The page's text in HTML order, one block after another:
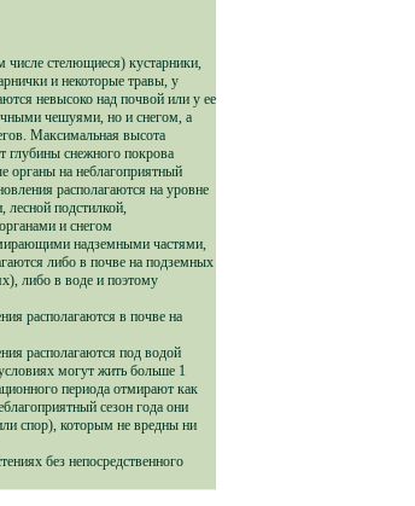
стелющиеся) кустарники,
и некоторые травы, у
невысоко над почвой или у ее
чешуями, но и снегом, а
Максимальная высота
глубины снежного покрова
органы на неблагоприятный
располагаются на уровне
подстилкой,
и снегом
надземными частями,
либо в почве на подземных
либо в воде и поэтому
располагаются в почве на
располагаются под водой
могут жить больше 1
периода отмирают как
сезон года они
спор), которым не вредны ни
без непосредственного